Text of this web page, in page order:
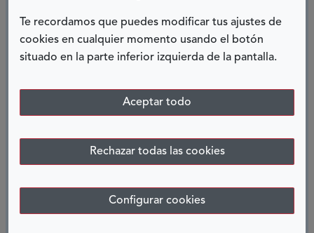
Te recordamos que puedes modificar tus ajustes de
cookies en cualquier momento usando el botón
situado en la parte inferior izquierda de la pantalla.
Aceptar todo
Rechazar todas las cookies
Configurar cookies
comoque la atención temprana sea pública y
de calidad, que haya enfermeros en todos los
colegios, que el material ortoprotésico sea
bajadas, pero siempre con fuerza y con ganas de
seguir.La enfermedad de Esther es un plus, ni
buenas y también nos ha hecho sufrir, pero